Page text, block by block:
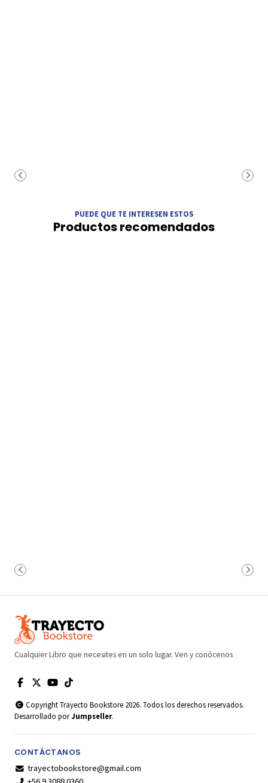
PUEDE QUE TE INTERESEN ESTOS
Productos recomendados
Cualquier Libro que necesites en un solo lugar. Ven y conócenos
Copyright Trayecto Bookstore 2026. Todos los derechos reservados.
Desarrollado porJumpseller.
CONTÁCTANOS
trayectobookstore@gmail.com